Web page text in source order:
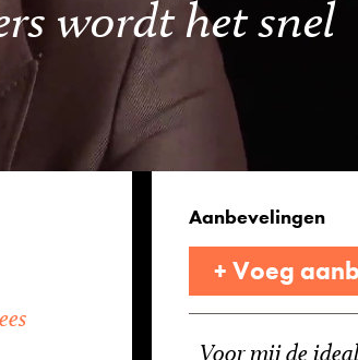
wordt het snel
Aanbevelingen
+ Voeg
Voor mij de